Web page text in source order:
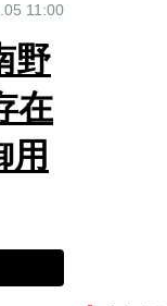
11:00
野
在
用